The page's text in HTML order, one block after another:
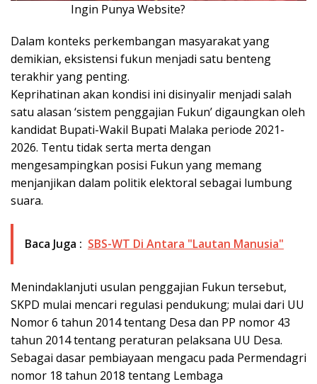
Ingin Punya Website?
Dalam konteks perkembangan masyarakat yang
demikian, eksistensi fukun menjadi satu benteng
terakhir yang penting.
Keprihatinan akan kondisi ini disinyalir menjadi salah
satu alasan ‘sistem penggajian Fukun’ digaungkan oleh
kandidat Bupati-Wakil Bupati Malaka periode 2021-
2026. Tentu tidak serta merta dengan
mengesampingkan posisi Fukun yang memang
menjanjikan dalam politik elektoral sebagai lumbung
suara.
Baca Juga : SBS-WT Di Antara "Lautan Manusia"
Menindaklanjuti usulan penggajian Fukun tersebut,
SKPD mulai mencari regulasi pendukung; mulai dari UU
Nomor 6 tahun 2014 tentang Desa dan PP nomor 43
tahun 2014 tentang peraturan pelaksana UU Desa.
Sebagai dasar pembiayaan mengacu pada Permendagri
nomor 18 tahun 2018 tentang Lembaga